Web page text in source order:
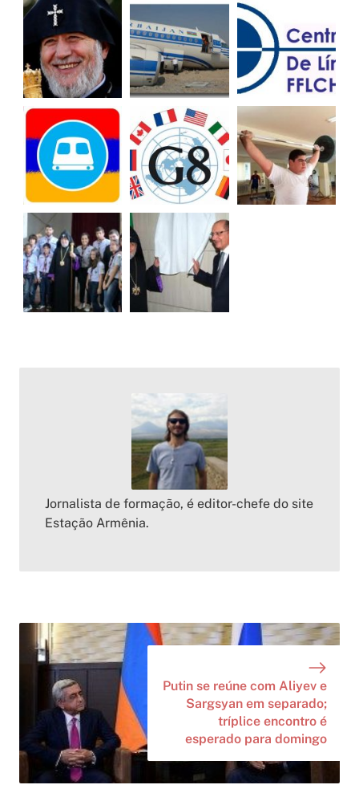
Jornalista de formação, é editor-chefe do site
Estação Armênia.
Putin se reúne com Aliyev e
Sargsyan em separado;
tríplice encontro é
esperado para domingo